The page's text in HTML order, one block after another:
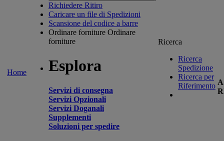
Home
Richiedere Ritiro
Caricare un file di Spedizioni
Scansione del codice a barre
Ordinare forniture Ordinare
forniture
Esplora
Servizi di consegna
Servizi Opzionali
Servizi Doganali
Supplementi
Soluzioni per spedire
Ricerca
Ricerca
Spedizione
Ricerca per
Riferimento